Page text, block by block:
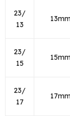
23/
13
23/
15
23/
17